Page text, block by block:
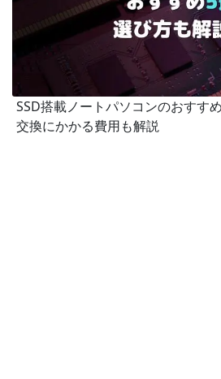
SSD搭載ノートパソコンのおすす
交換にかかる費用も解説